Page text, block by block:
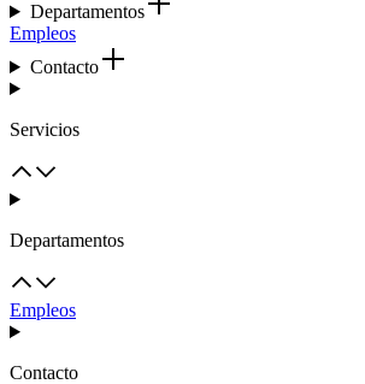
Departamentos
Empleos
Contacto
Servicios
Departamentos
Empleos
Contacto